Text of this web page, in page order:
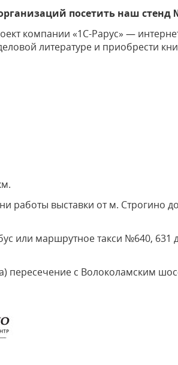
посетить наш
компании «1С-Рарус» —
литературе и приобрести
работы выставки от м.
или маршрутное такси №640, 631
пересечение с Волоколамским